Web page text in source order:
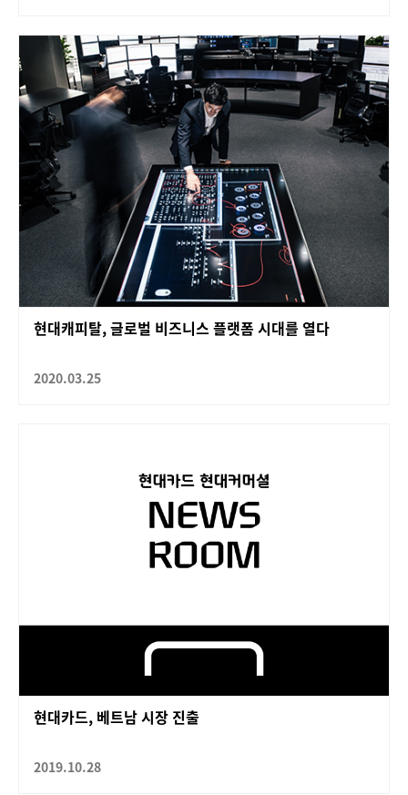
현대캐피탈, 글로벌 비즈니스 플랫폼 시대를 열다
2020.03.25
현대카드, 베트남 시장 진출
2019.10.28